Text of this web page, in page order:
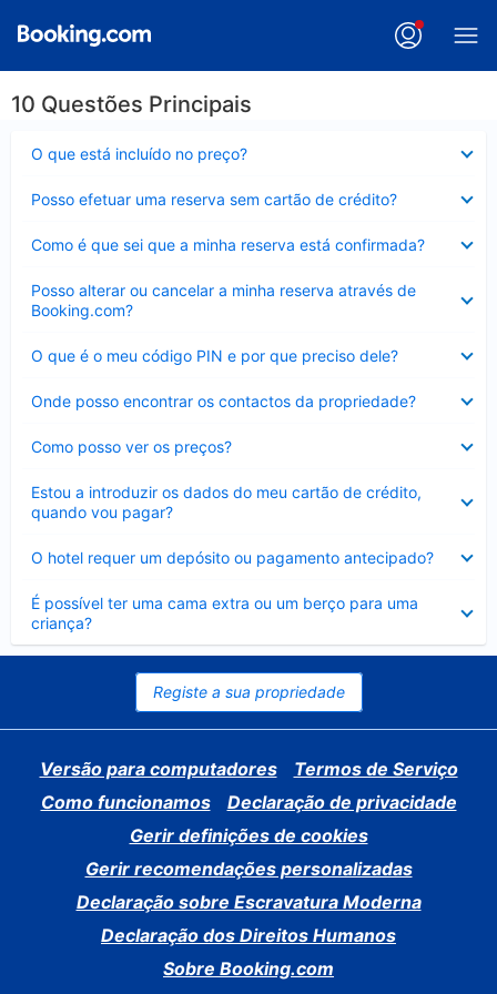
10 Questões Principais
O que está incluído no preço?
fechado
Posso efetuar uma reserva sem cartão de crédito?
fechado
Como é que sei que a minha reserva está confirmada?
fechado
Posso alterar ou cancelar a minha reserva através de
Booking.com?
fechado
O que é o meu código PIN e por que preciso dele?
fechado
Onde posso encontrar os contactos da propriedade?
fechado
Como posso ver os preços?
fechado
Estou a introduzir os dados do meu cartão de crédito,
quando vou pagar?
fechado
O hotel requer um depósito ou pagamento antecipado?
fechado
É possível ter uma cama extra ou um berço para uma
criança?
Elemento
fechado
Registe a sua propriedade
Versão para computadores
Termos de Serviço
Como funcionamos
Declaração de privacidade
Gerir definições de cookies
Gerir recomendações personalizadas
Declaração sobre Escravatura Moderna
Declaração dos Direitos Humanos
Sobre Booking.com